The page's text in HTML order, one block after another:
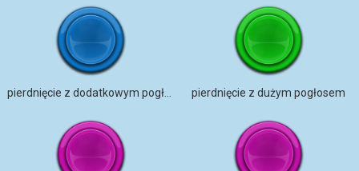
pierdnięcie z dodatkowym pogłosem pierdnięcie z dużym pogłosem